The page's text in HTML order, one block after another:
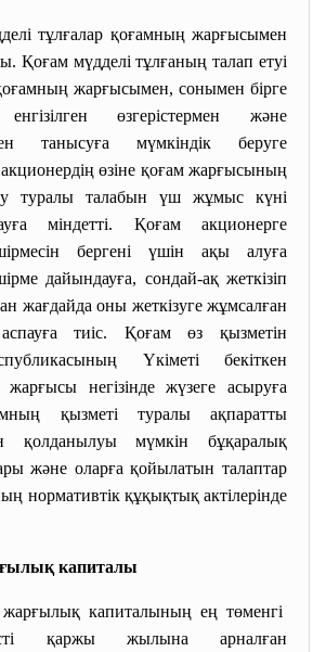
тұлғалар қоғамның жарғысымен
Қоғам мүдделi тұлғаның талап етуі
жарғысымен, сонымен бірге
өзгерістермен және
танысуға мүмкіндік беруге
өзіне қоғам жарғысының
туралы талабын үш жұмыс күні
міндетті. Қоғам акционерге
бергені үшін ақы алуға
дайындауға, сондай-ақ жеткізіп
жағдайда оны жеткізуге жұмсалған
тиіс. Қоғам өз қызметін
Үкіметі бекіткен
негізінде жүзеге асыруға
қызметi туралы ақпаратты
қолданылуы мүмкiн бұқаралық
және оларға қойылатын талаптар
нормативтiк құқықтық актiлерiнде
капиталы
капиталының ең төменгі
қаржы жылына арналған